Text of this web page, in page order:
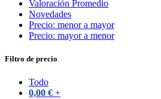
Valoración Promedio
Novedades
Precio: menor a mayor
Precio: mayor a menor
Filtro de precio
Todo
0,00 € +